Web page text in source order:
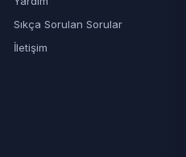
Sıkça Sorulan Sorular
İletişim